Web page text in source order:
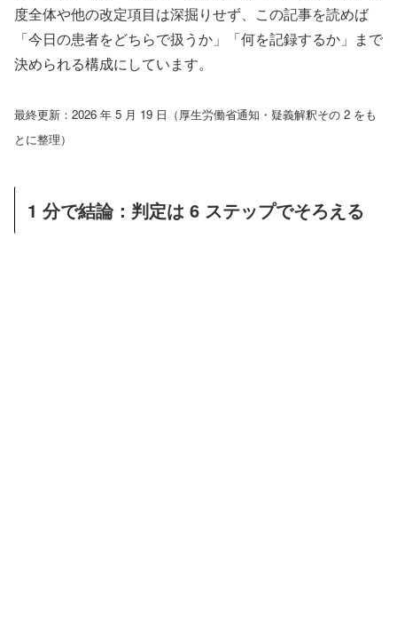
度全体や他の改定項目は深掘りせず、この記事を読めば
「今日の患者をどちらで扱うか」「何を記録するか」まで
決められる構成にしています。
最終更新：2026 年 5 月 19 日（厚生労働省通知・疑義解釈その 2 をも
とに整理）
1 分で結論：判定は 6 ステップでそろえる